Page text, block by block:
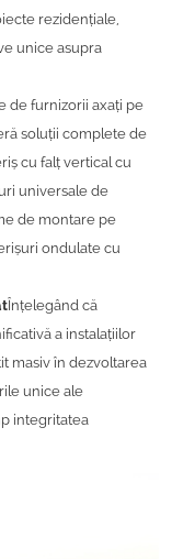
rezidențiale,
unice asupra
de furnizorii axați pe
soluții complete de
cu falț vertical cu
universale de
de montare pe
ondulate cu
Înțelegând că
a instalațiilor
masiv în dezvoltarea
unice ale
integritatea